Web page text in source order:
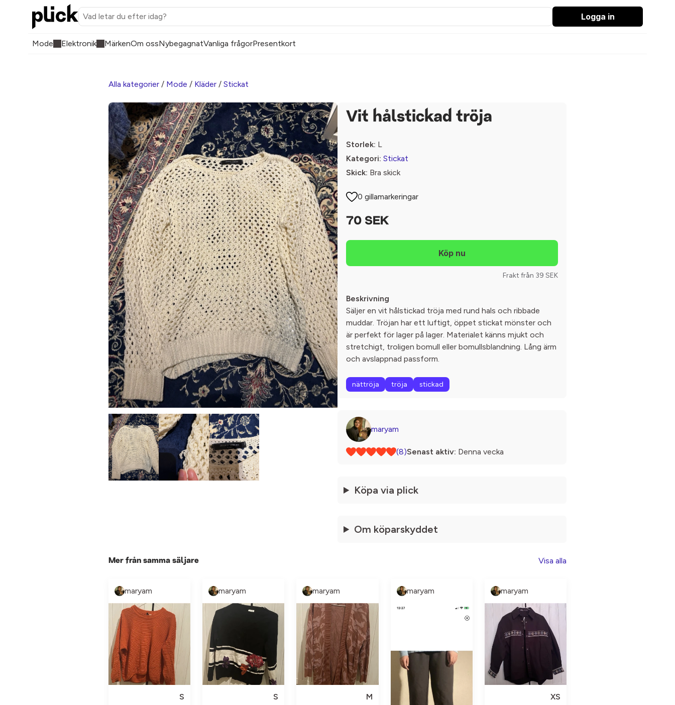
Logga in
Mode Elektronik MärkenOm ossNybegagnatVanliga frågorPresentkort
Alla kategorier / Mode / Kläder / Stickat
Vit hålstickad tröja
Storlek: L
Kategori: Stickat
Skick: Bra skick
0 gillamarkeringar
70 SEK
Frakt från 39 SEK
Beskrivning
Säljer en vit hålstickad tröja med rund hals och ribbade
muddar. Tröjan har ett luftigt, öppet stickat mönster och
är perfekt för lager på lager. Materialet känns mjukt och
stretchigt, troligen bomull eller bomullsblandning. Lång ärm
och avslappnad passform.
nättröja tröja stickad
maryam
(8)Senast aktiv: Denna vecka
Köpa via plick
Om köparskyddet
Mer från samma säljare Visa alla
maryam
S
maryam
S
maryam
M
maryam maryam
XS